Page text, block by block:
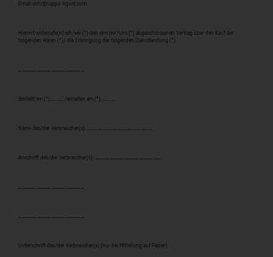
Email: info@happy-liquid.com
Hiermit widerrufe(n) ich/wir (*) den von mir/uns (*) abgeschlossenen Vertrag über den Kauf der
folgenden Waren (*)/ die Erbringung der folgenden Dienstleistung (*)
Bestellt am (*):…………./erhalten am (*):…………..
Name des/der Verbraucher(s): __________________
Anschrift des/der Verbraucher(s): __________________
Unterschrift des/der Verbraucher(s) (nur bei Mitteilung auf Papier)